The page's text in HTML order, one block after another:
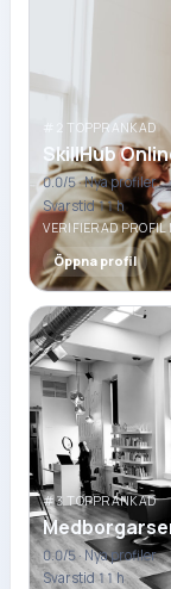
#2 TOPPRANKAD
SkillHub
0.0/5 ·Nya profiler
Svarstid 11 h
VERIFIERAD PROFIL
Öppna profil
#3 TOPPRANKAD
0.0/5 ·Nya profiler
Svarstid 11 h